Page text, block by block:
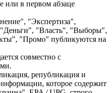
или в первом абзаце
"Экспертиза",
"Власть", "Выборы",
"Промо" публикуются на
совместно с
републикация и
которое содержит